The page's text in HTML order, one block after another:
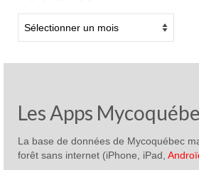
Les Apps
La base de données de Mycoquébec
forêt sans internet (iPhone, iPad,